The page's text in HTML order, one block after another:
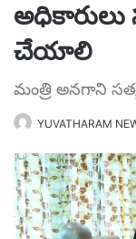
చేయాలి
మంత్రి అనగాని
YUVATHARAM